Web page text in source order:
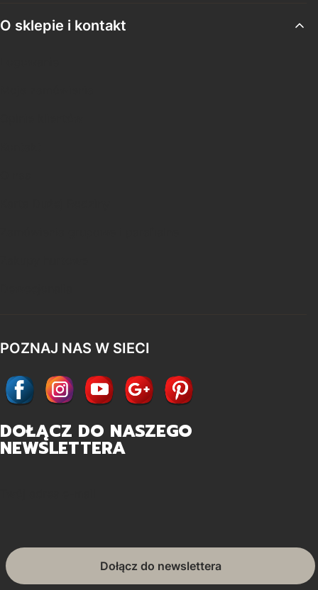
O sklepie i kontakt
POZNAJ NAS W SIECI
DOŁĄCZ DO NASZEGO
NEWSLETTERA
Dołącz do newslettera